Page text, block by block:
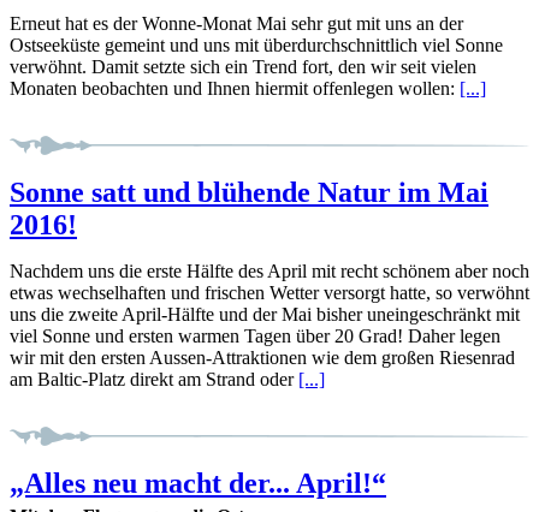
Erneut hat es der Wonne-Monat Mai sehr gut mit uns an der
Ostseeküste gemeint und uns mit überdurchschnittlich viel Sonne
verwöhnt. Damit setzte sich ein Trend fort, den wir seit vielen
Monaten beobachten und Ihnen hiermit offenlegen wollen: [...]
Sonne satt und blühende Natur im Mai
2016!
Nachdem uns die erste Hälfte des April mit recht schönem aber noch
etwas wechselhaften und frischen Wetter versorgt hatte, so verwöhnt
uns die zweite April-Hälfte und der Mai bisher uneingeschränkt mit
viel Sonne und ersten warmen Tagen über 20 Grad! Daher legen
wir mit den ersten Aussen-Attraktionen wie dem großen Riesenrad
am Baltic-Platz direkt am Strand oder [...]
„Alles neu macht der... April!“